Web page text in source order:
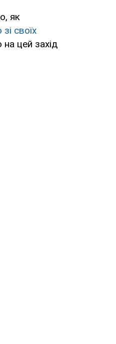
як
своїх
на цей захід